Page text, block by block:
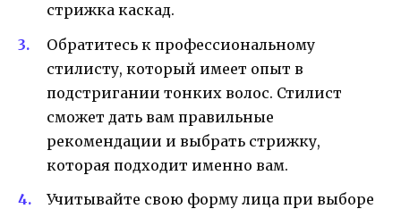
стрижка каскад.
Обратитесь к профессиональному
стилисту, который имеет опыт в
подстригании тонких волос. Стилист
сможет дать вам правильные
рекомендации и выбрать стрижку,
которая подходит именно вам.
Учитывайте свою форму лица при выборе